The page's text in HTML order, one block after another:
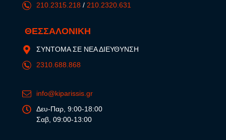
210.2315.218 / 210.2320.631
ΘΕΣΣΑΛΟΝΙΚΗ
ΣΥΝΤΟΜΑ ΣΕ ΝΕΑ ΔΙΕΥΘΥΝΣΗ
2310.688.868
info@kiparissis.gr
Δευ-Παρ, 9:00-18:00
Σαβ, 09:00-13:00